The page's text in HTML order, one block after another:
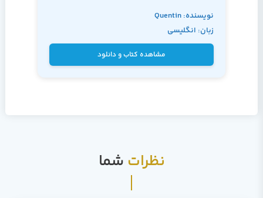
نویسی گرفته تا اجرای نهایی کد، و بدون نیاز به
اصول غیر ضروری دیگر که عمدتا شما را به سمت
عقب سوق می دهند، ایجاد نمود.
نویسنده: Quentin
Zervaas
زبان: انگلیسی
مشاهده کتاب و دانلود
نظرات شما